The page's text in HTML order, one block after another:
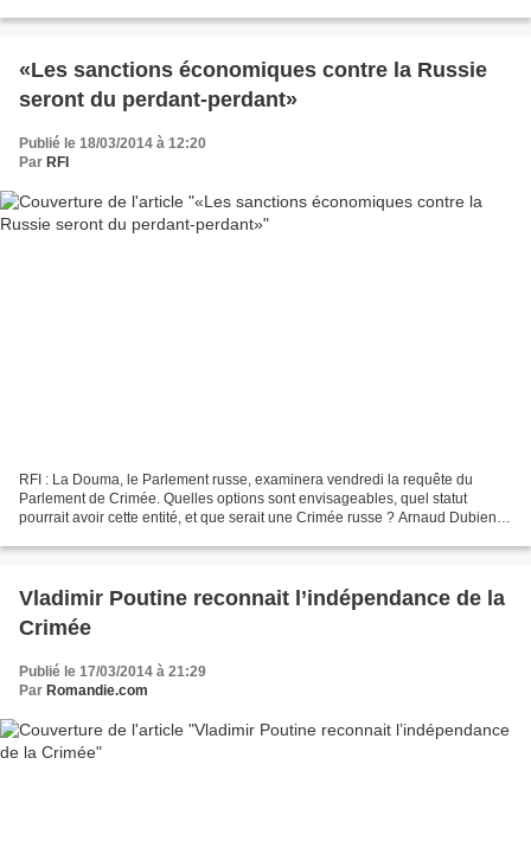
«Les sanctions économiques contre la Russie
seront du perdant-perdant»
Publié le 18/03/2014 à 12:20
Par RFI
RFI : La Douma, le Parlement russe, examinera vendredi la requête du
Parlement de Crimée. Quelles options sont envisageables, quel statut
pourrait avoir cette entité, et que serait une Crimée russe ? Arnaud Dubien :
Vladimir Poutine reconnait l’indépendance de la
Crimée
Publié le 17/03/2014 à 21:29
Par Romandie.com